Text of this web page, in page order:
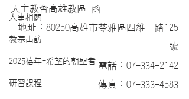
人事相關
教宗出訪
2025禧年-希望的朝聖者
研習課程
天主教會高雄教區 函
地址：80250高雄市苓雅區四維三路125
號
電話：07-334-2142
傳真：07-333-4583